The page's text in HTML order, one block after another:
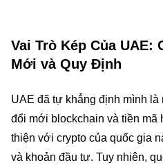
Vai Trò Kép Của UAE:
Mới và Quy Định
UAE đã tự khẳng định mình là
đổi mới blockchain và tiền mã
thiện với crypto của quốc gia
và khoản đầu tư. Tuy nhiên,